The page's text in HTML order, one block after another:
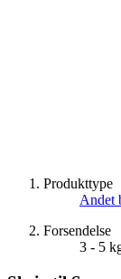
Produkttype
Andet
Forsendelse
3 - 5